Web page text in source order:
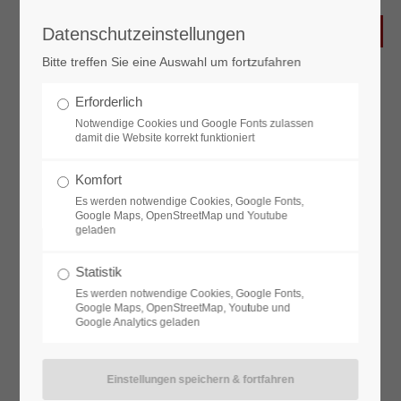
LebensBlüte
Wellness-Akademie in Telfs
Wenn ein Wellnessbereich nicht an die Anforderungen der
verkaufbaren Zielgruppe ausgerichtet ist, dann kann er
auch nicht profitabel geführt werden.
Wir haben den Wellnesstrend von Anfang an miterlebt und
wissen genau, was zeitgemäß ist und vor allen Dingen, wie
man damit auch den Wellness-Gast mit gewissen
planen. Mitarbeitersuche und Ausbildung inklusive. Unsere
Wellness-Akademie in Telfs mit hauseigenen Schau- und
Datenschutzeinstellungen
Bitte treffen Sie eine Auswahl um fortzufahren
Erforderlich
Notwendige Cookies und Google Fonts zulassen
damit die Website korrekt funktioniert
Komfort
Es werden notwendige Cookies, Google Fonts,
Google Maps, OpenStreetMap und Youtube
geladen
Statistik
Es werden notwendige Cookies, Google Fonts,
Google Maps, OpenStreetMap, Youtube und
Google Analytics geladen